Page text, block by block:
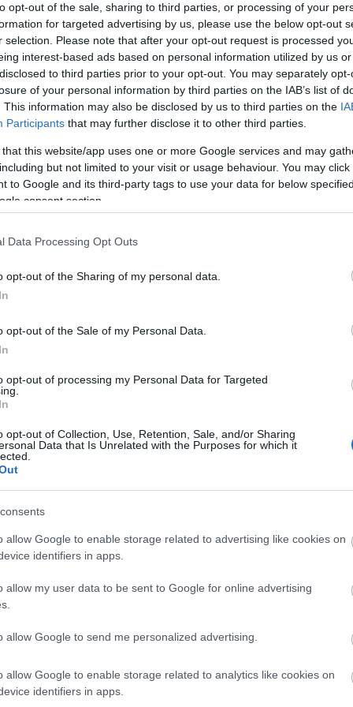
opt-out of the sale, sharing to third parties, or processing of your
for targeted advertising by us, please use the below opt-out
selection. Please note that after your opt-out request is processed
interest-based ads based on personal information utilized by us
to third parties prior to your opt-out. You may separately
of your personal information by third parties on the IAB’s list of
This information may also be disclosed by us to third parties on the
Participants that may further disclose it to other third parties.
this website/app uses one or more Google services and may
but not limited to your visit or usage behaviour. You may
to Google and its third-party tags to use your data for below
consent section.
Data Processing Opt Outs
opt-out of the Sharing of my personal data.
opt-out of the Sale of my Personal Data.
opt-out of processing my Personal Data for Targeted
opt-out of Collection, Use, Retention, Sale, and/or Sharing
Data that Is Unrelated with the Purposes for which it
allow Google to enable storage related to advertising like cookies on
identifiers in apps.
allow my user data to be sent to Google for online advertising
allow Google to send me personalized advertising.
allow Google to enable storage related to analytics like cookies on
identifiers in apps.
Elvira Öberg vaknade upp och var krasslig.
veckan, fick kliva in på slutsträckan.
redan på startsträckan.
det en straffrunda för Mona Brorsson i det
från ledning.
bättre och då vill man gå med (i spåret). Det
på andrasträckan. Hanna Öberg
dessutom in avståndet fram till ledning till
i det stående skyttet, vilket innebar att hon åkte
segrande Norge
med masstarter.